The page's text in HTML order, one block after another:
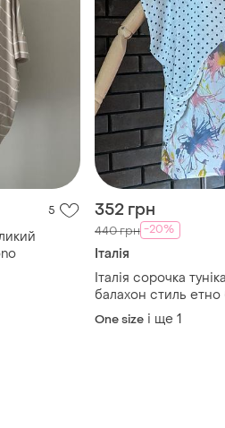
5 352 грн
440 грн -20%
Італія
Італія сорочка
балахон стиль етно
квітковий принт
One size і ще 1